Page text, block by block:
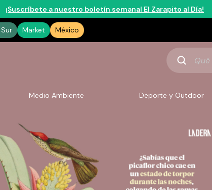
¡Suscríbete a nuestro boletín semanal El Zarapito al Día!
Market México
Qué
buscas
Medio Ambiente Deporte y Outdoor